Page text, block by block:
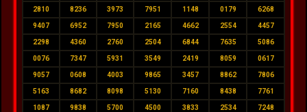
2810 8236 3973 7951 1148 0179 6268
9407 6952 7950 2165 4662 2554 4457
2298 4360 2760 2504 6844 7635 5086
0076 7347 5931 3549 2419 8059 0617
9057 0608 4003 9865 3457 8862 7806
5163 8682 8098 5130 7160 8438 7761
1087 9838 5700 4500 3833 2534 7248